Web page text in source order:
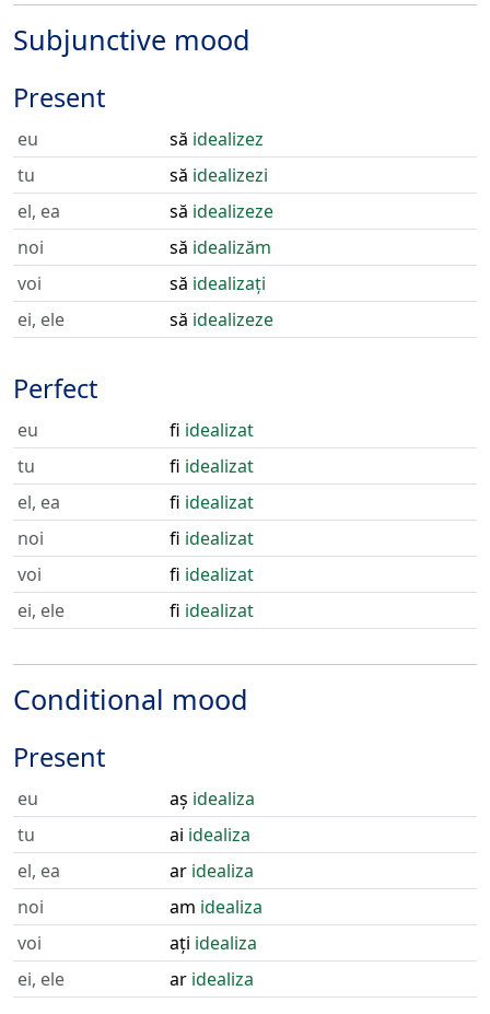
Subjunctive mood
Present
eu să idealizez
tu
să idealizezi
el, ea
să idealizeze
noi
să idealizăm
voi
să idealizați
ei, ele
să idealizeze
Perfect
eu fi idealizat
tu
fi idealizat
el, ea
fi idealizat
noi
fi idealizat
voi
fi idealizat
ei, ele
fi idealizat
Conditional mood
Present
eu aș idealiza
tu
ai idealiza
el, ea
ar idealiza
noi
am idealiza
voi
ați idealiza
ei, ele
ar idealiza